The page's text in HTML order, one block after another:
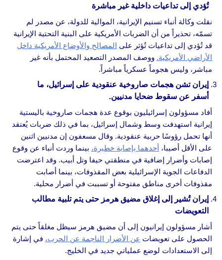
تُؤدي إلى تداعيات داخلية غير مباشرة
نقلت وكالة أنباء تسنيم الإيرانية، الموالية للدولة، عن مصدر لم
تسمّه، تحذيراً من أن الضربات الأمريكية على البنية التحتية الإيرانية
قد تُؤدي إلى تداعيات تُؤثر على المصالح والأوضاع الأمريكية داخل
الأراضي الأمريكية. ووصف المصدر التصعيد المحتمل بأنه غير
مباشر، وليس هجوماً عسكرياً مباشراً.
إيران تشن هجمات صاروخية عنقودية على إسرائيل، ما
أسفر عن سقوط ضحايا مدنيين.
أفاد مسؤولون إسرائيليون بوقوع عدة هجمات صاروخية باليستية
إيرانية استهدفت وسط وشمال إسرائيل، بما في ذلك ضربات يُعتقد
أنها تحمل رؤوسًا حربية عنقودية. وقال مسعفون إن مدنيين اثنين
على الأقل أصيبا، أحدهما بإصابة خطيرة، بينما وردت أنباء عن وقوع
إصابات وأضرار إضافية في منطقتي حيفا وتل أبيب. وقد اعترضت
الدفاعات الجوية الإسرائيلية بعض المقذوفات، بينما أصابت
مقذوفات أخرى مناطق مفتوحة أو تسببت في أضرار محلية.
إيران تُشير إلى إغلاق مضيق هرمز حتى يتم تلبية مطالب
التعويضات
أشار مسؤولون إيرانيون إلى أن مضيق هرمز سيظل مغلقاً حتى يتم
الحصول على تعويضات عن الأضرار الناجمة عن الحرب، في إشارة
إلى الاستعدادات لوضع عملياتي جديد في الخليج.